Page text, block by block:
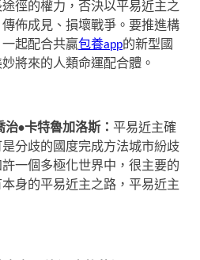
徑的權力，否決以平易近主之
佈成見、損壞戰爭。要推進構
起配合共贏包養app的新型國
將來的人類命運配合體。
治•卡特魯加洛斯：平易近主確
分歧的國度完成方法城市紛歧
一個多極化世界中，很主要的
身的平易近主之路，平易近主